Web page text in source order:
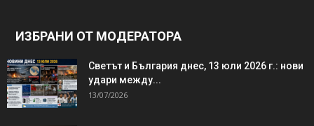
ИЗБРАНИ ОТ МОДЕРАТОРА
Светът и България днес, 13 юли 2026 г.: нови
удари между...
13/07/2026